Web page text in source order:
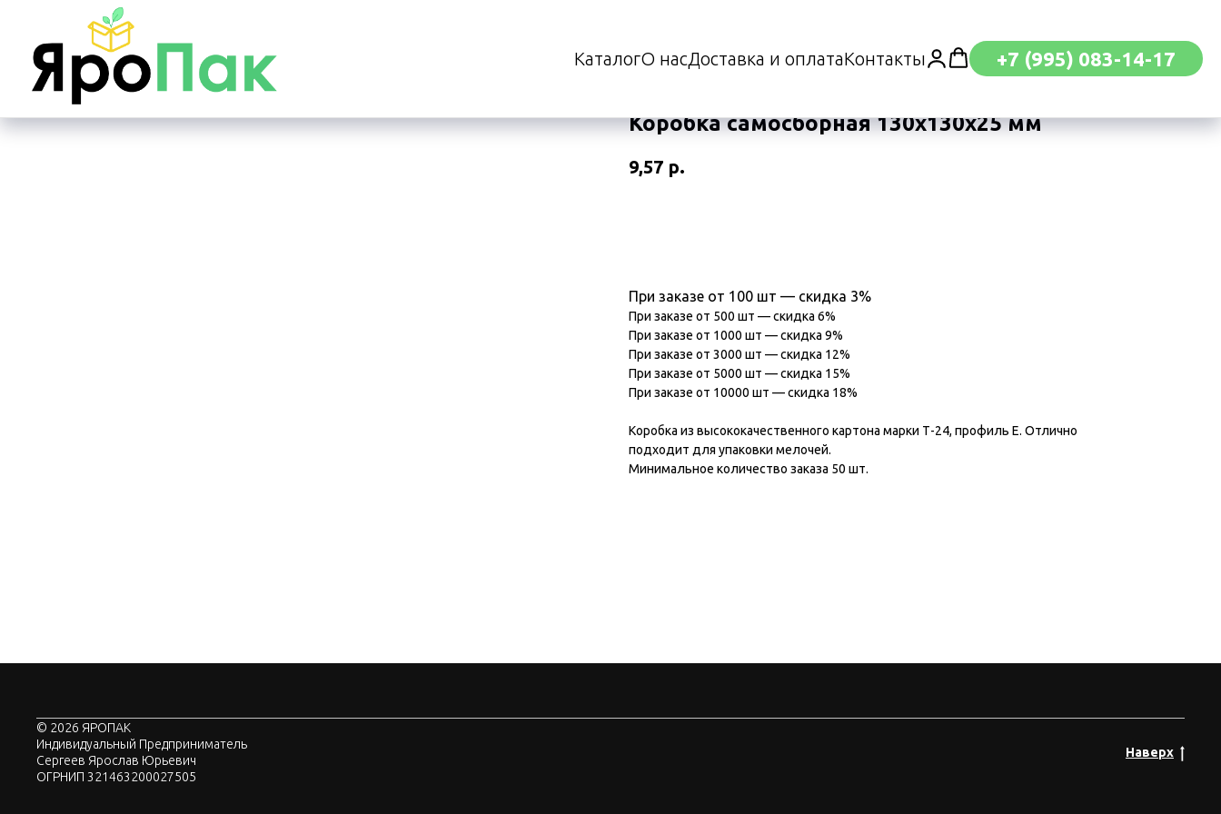
КаталогО насДоставка и оплатаКонтакты +7 (995) 083-14-17
Коробка самосборная 130х130х25 мм
9,57 р.
При заказе от 100 шт — скидка 3%
При заказе от 500 шт — скидка 6%
При заказе от 1000 шт — скидка 9%
При заказе от 3000 шт — скидка 12%
При заказе от 5000 шт — скидка 15%
При заказе от 10000 шт — скидка 18%
Коробка из высококачественного картона марки Т-24, профиль Е. Отлично
подходит для упаковки мелочей.
Минимальное количество заказа 50 шт.
© 2026 ЯРОПАК
Индивидуальный Предприниматель
Сергеев Ярослав Юрьевич
ОГРНИП 321463200027505
Наверх